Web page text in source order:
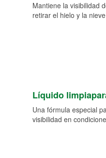
Mantiene la visibilidad
retirar el hielo y la
Líquido
Una fórmula especial
visibilidad en